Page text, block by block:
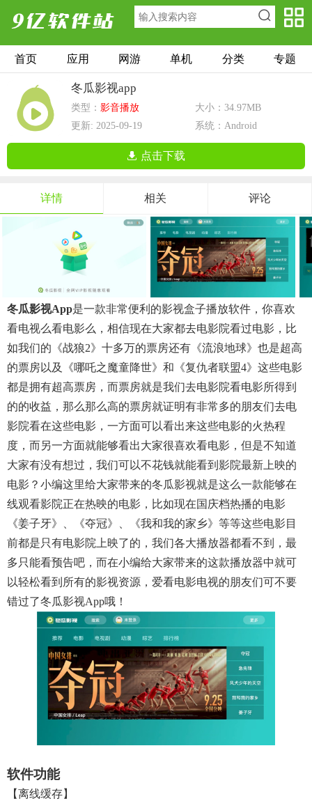
首页 应用 网游 单机 分类 专题
冬瓜影视app
类型： 影音播放
大小：34.97MB
更新: 2025-09-19
系统：Android
点击下载
详情 相关 评论
冬瓜影视app是一款非常便利的影视盒子播放软件，你喜欢
看电视么看电影么，相信现在大家都去电影院看过电影，比
如我们的《战狼2》十多万的票房还有《流浪地球》也是超高
的票房以及《哪吒之魔童降世》和《复仇者联盟4》这些电影
都是拥有超高票房，而票房就是我们去电影院看电影所得到
的的收益，那么那么高的票房就证明有非常多的朋友们去电
影院看在这些电影，一方面可以看出来这些电影的火热程
度，而另一方面就能够看出大家很喜欢看电影，但是不知道
大家有没有想过，我们可以不花钱就能看到影院最新上映的
电影？小编这里给大家带来的冬瓜影视就是这么一款能够在
线观看影院正在热映的电影，比如现在国庆档热播的电影
《姜子牙》、《夺冠》、《我和我的家乡》等等这些电影目
前都是只有电影院上映了的，我们各大播放器都看不到，最
多只能看预告吧，而在小编给大家带来的这款播放器中就可
以轻松看到所有的影视资源，爱看电影电视的朋友们可不要
错过了冬瓜影视app哦！
软件功能
【离线缓存】